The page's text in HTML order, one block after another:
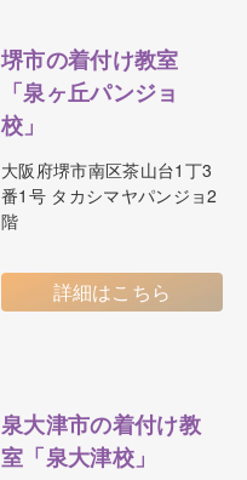
堺市の着付け教室
「泉ヶ丘パンジョ
校」
大阪府堺市南区茶山台1丁3
番1号 タカシマヤパンジョ2
階
詳細はこちら
泉大津市の着付け教
室「泉大津校」